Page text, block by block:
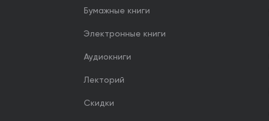
Бумажные книги
Электронные книги
Аудиокниги
Лекторий
Скидки